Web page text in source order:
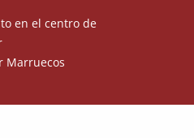
en el centro de
Marruecos